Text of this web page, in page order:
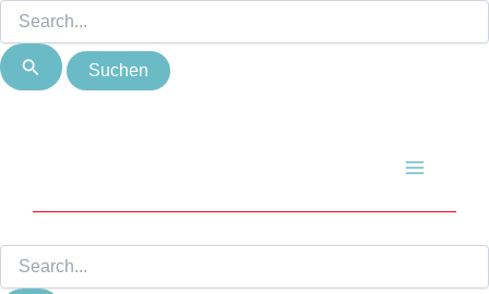
Zum
Inhalt
springen
nach:
nach:
Beliebtheit